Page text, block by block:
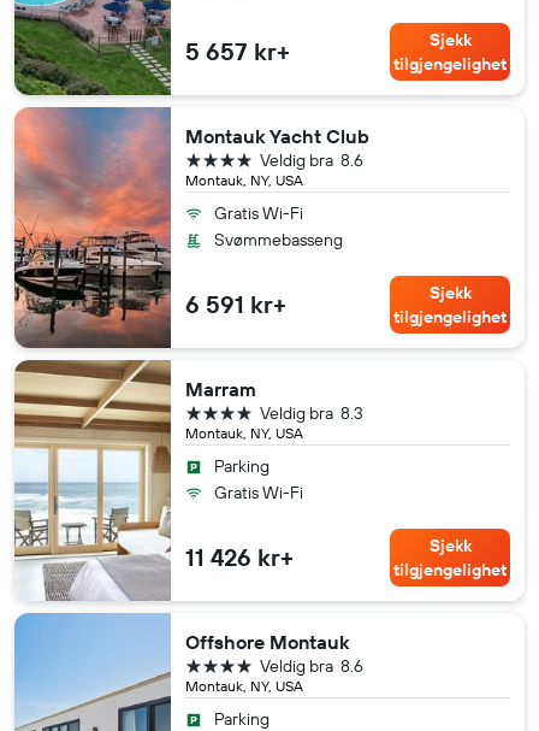
5 657 kr+
Sjekk
tilgjengelighet
Montauk Yacht Club
Montauk, NY, USA
8.6
Veldig bra
4 stjerner
Gratis Wi-Fi
Svømmebasseng
6 591 kr+
Sjekk
tilgjengelighet
Marram
Montauk, NY, USA
8.3
Veldig bra
4 stjerner
Parking
Gratis Wi-Fi
11 426 kr+
Sjekk
tilgjengelighet
Offshore Montauk
Montauk, NY, USA
8.6
Veldig bra
4 stjerner
Parking